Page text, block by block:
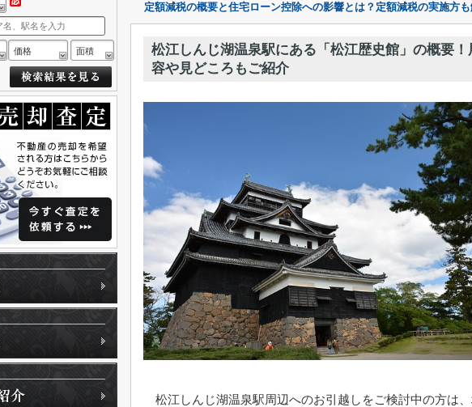
定額減税の概要と住宅ローン控除への影響とは？定額減税の実施方
松江しんじ湖温泉駅にある「松江歴史館」の概要！
容や見どころもご紹介
松江しんじ湖温泉駅周辺へのお引越しをご検討中の方は
価格 面積